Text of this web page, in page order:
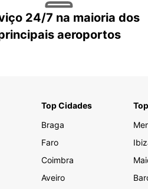
24/7 na maioria dos
aeroportos
Top Cidades
Braga
Faro
Coimbra
Aveiro